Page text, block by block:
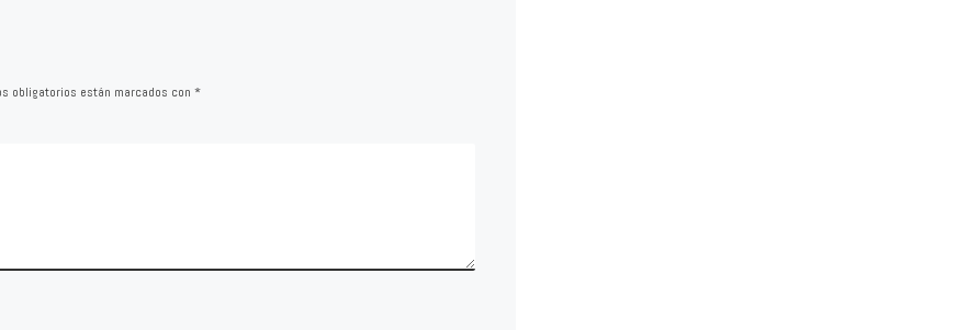
obligatorios están marcados con *